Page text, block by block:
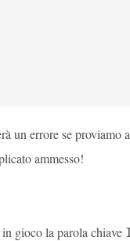
un errore se proviamo
ammesso!
gioco la parola chiave